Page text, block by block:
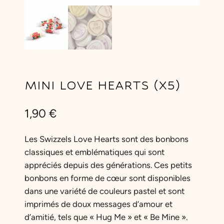
MINI LOVE HEARTS (X5)
1,90 €
Les Swizzels Love Hearts sont des bonbons
classiques et emblématiques qui sont
appréciés depuis des générations. Ces petits
bonbons en forme de cœur sont disponibles
dans une variété de couleurs pastel et sont
imprimés de doux messages d’amour et
d’amitié, tels que « Hug Me » et « Be Mine ».